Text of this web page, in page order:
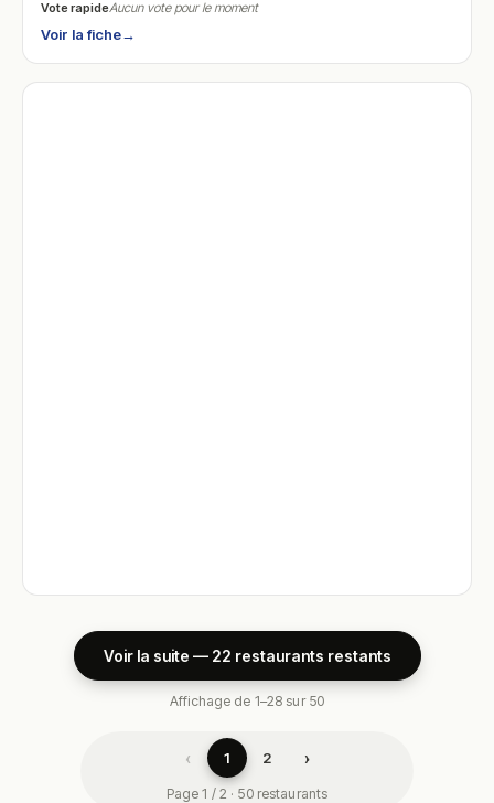
Vote rapideAucun vote pour le moment
Voir la fiche→
Voir la suite — 22 restaurants restants
Affichage de 1–28 sur 50
‹ 1 2 ›
Page 1 / 2 · 50 restaurants